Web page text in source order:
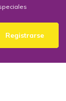
Registrarse